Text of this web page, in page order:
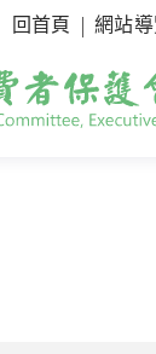
回首頁 網站導